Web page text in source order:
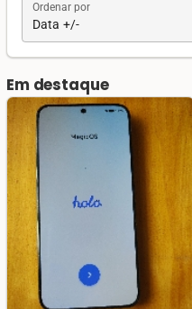
Data +/-
Ordenar por
Em destaque